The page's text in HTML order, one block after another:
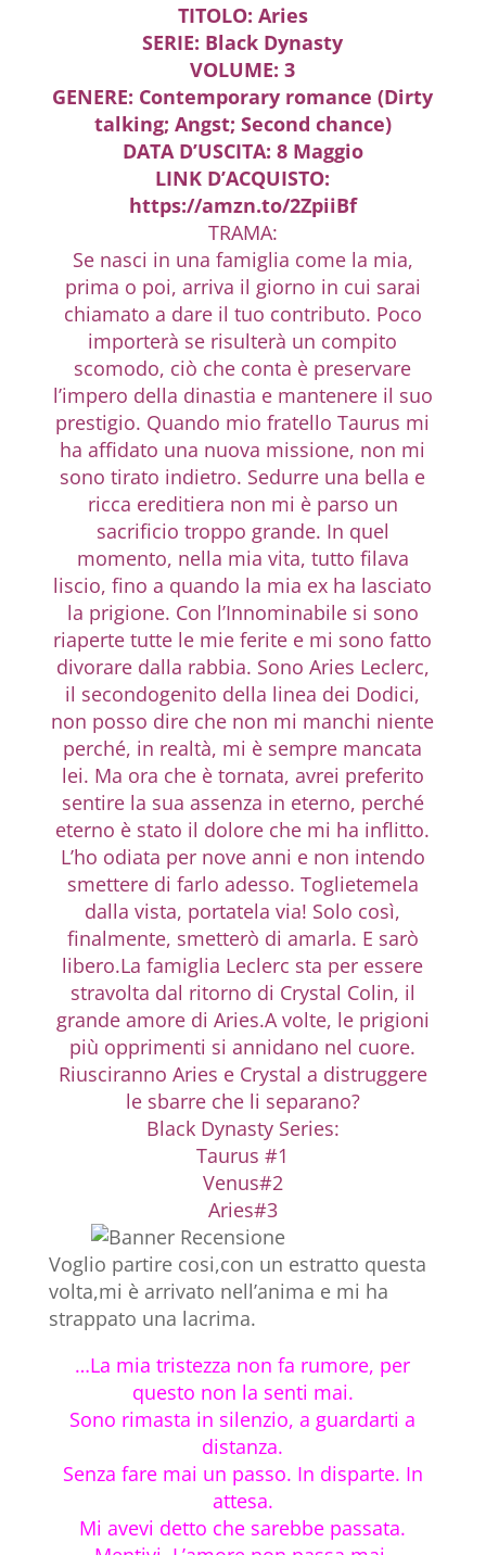
TITOLO: Aries
SERIE: Black Dynasty
VOLUME: 3
GENERE: Contemporary romance (Dirty
talking; Angst; Second chance)
DATA D’USCITA: 8 Maggio
LINK D’ACQUISTO:
https://amzn.to/2ZpiiBf
TRAMA:
Se nasci in una famiglia come la mia,
prima o poi, arriva il giorno in cui sarai
chiamato a dare il tuo contributo. Poco
importerà se risulterà un compito
scomodo, ciò che conta è preservare
l’impero della dinastia e mantenere il suo
prestigio. Quando mio fratello Taurus mi
ha affidato una nuova missione, non mi
sono tirato indietro. Sedurre una bella e
ricca ereditiera non mi è parso un
sacrificio troppo grande. In quel
momento, nella mia vita, tutto filava
liscio, fino a quando la mia ex ha lasciato
la prigione. Con l’Innominabile si sono
riaperte tutte le mie ferite e mi sono fatto
divorare dalla rabbia. Sono Aries Leclerc,
il secondogenito della linea dei Dodici,
non posso dire che non mi manchi niente
perché, in realtà, mi è sempre mancata
lei. Ma ora che è tornata, avrei preferito
sentire la sua assenza in eterno, perché
eterno è stato il dolore che mi ha inflitto.
L’ho odiata per nove anni e non intendo
smettere di farlo adesso. Toglietemela
dalla vista, portatela via! Solo così,
finalmente, smetterò di amarla. E sarò
libero.La famiglia Leclerc sta per essere
stravolta dal ritorno di Crystal Colin, il
grande amore di Aries.A volte, le prigioni
più opprimenti si annidano nel cuore.
Riusciranno Aries e Crystal a distruggere
le sbarre che li separano?
Black Dynasty Series:
Taurus #1
Venus#2
Aries#3
Voglio partire cosi,con un estratto questa
volta,mi è arrivato nell’anima e mi ha
strappato una lacrima.
…La mia tristezza non fa rumore, per
questo non la senti mai.
Sono rimasta in silenzio, a guardarti a
distanza.
Senza fare mai un passo. In disparte. In
attesa.
Mi avevi detto che sarebbe passata.